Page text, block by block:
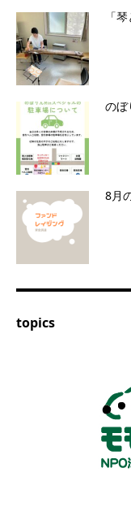
「
のぼ
8月
topics